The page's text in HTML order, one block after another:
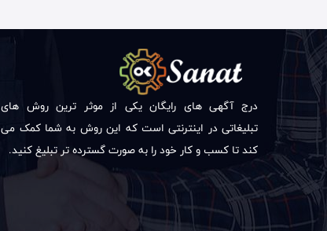
درج آگهی های رایگان یکی از موثر ترین روش های
تبلیغاتی در اینترنتی است که این روش به شما کمک می
کند تا کسب و کار خود را به صورت گسترده تر تبلیغ کنید.